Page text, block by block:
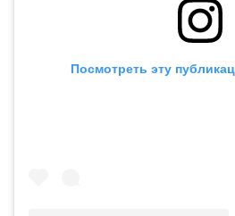
Посмотреть эту